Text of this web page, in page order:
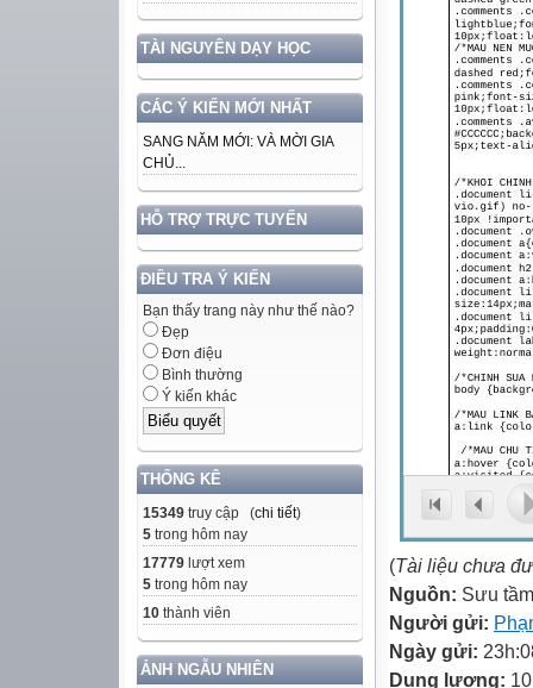
TÀI NGUYÊN DẠY HỌC
CÁC Ý KIẾN MỚI NHẤT
SANG NĂM MỚI: VÀ MỜI GIA
CHỦ...
HỖ TRỢ TRỰC TUYẾN
ĐIỀU TRA Ý KIẾN
Bạn thấy trang này như thế nào?
Đẹp
Đơn điệu
Bình thường
Ý kiến khác
THỐNG KÊ
15349 truy cập (chi tiết)
5 trong hôm nay
17779 lượt xem
5 trong hôm nay
10 thành viên
ẢNH NGẪU NHIÊN
(Tài liệu chưa
Nguồn: Sưu
Người gửi:
Ngày gửi:
Dung lượng: